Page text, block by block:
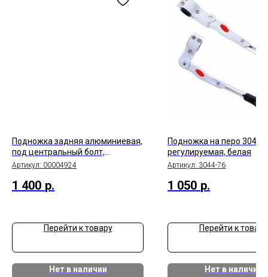
Подножка задняя алюминиевая,
под центральный болт,
регулируемая 24"-29", чёрный
Артикул: 00004924
1 400 р.
Перейти к товару
Нет в наличии
Подножка на перо 3044-
регулируемая, белая
Артикул: 3044-76
1 050 р.
Перейти к товару
Нет в наличии